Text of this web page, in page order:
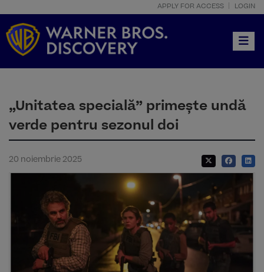
APPLY FOR ACCESS LOGIN
„Unitatea specială” primește undă
verde pentru sezonul doi
20 noiembrie 2025